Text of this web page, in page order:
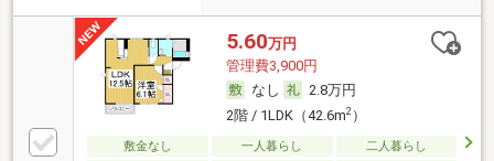
5.60万円
管理費3,900円
なし
2.8万円
2階 / 1LDK（42.6m2）
敷金なし 一人暮らし
二人暮らし